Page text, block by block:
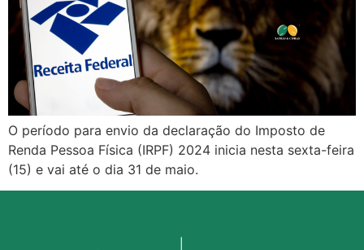
O período para envio da declaração do Imposto de
Renda Pessoa Física (IRPF) 2024 inicia nesta sexta-feira
(15) e vai até o dia 31 de maio.